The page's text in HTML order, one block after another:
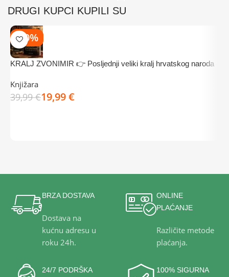
DRUGI KUPCI KUPILI SU
-50%
KRALJ ZVONIMIR 👉 Posljednji veliki kralj hrvatskog naroda
Knjižara
39,99€19,99€
BRZA DOSTAVA
Dostava na
kućnu adresu u
roku 24h.
ONLINE
PLAĆANJE
Različite metode
plaćanja.
24/7 PODRŠKA
100% SIGURNA